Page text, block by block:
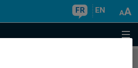
FR EN